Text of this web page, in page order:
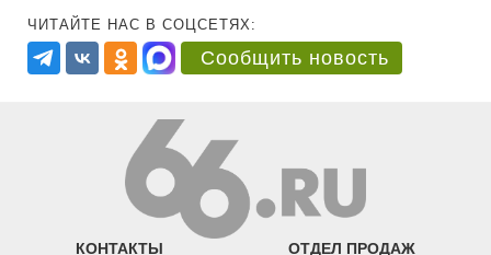
ЧИТАЙТЕ НАС В СОЦСЕТЯХ:
Сообщить новость
КОНТАКТЫ ОТДЕЛ ПРОДАЖ